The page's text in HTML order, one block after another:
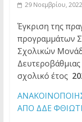
29 Νοεμβρίου, 2022
Έγκριση της
προγραμμάτων
Σχολικών
σχολικό έτος
ΑΠΟ ΔΔΕ